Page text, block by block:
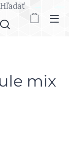
Hľadať
mix